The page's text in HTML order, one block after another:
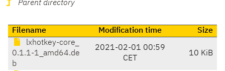
Parent directory
Filename Modification time
Size
lxhotkey-core_
0.1.1-1_amd64.de
b
2021-02-01 00:59
CET
10 KiB